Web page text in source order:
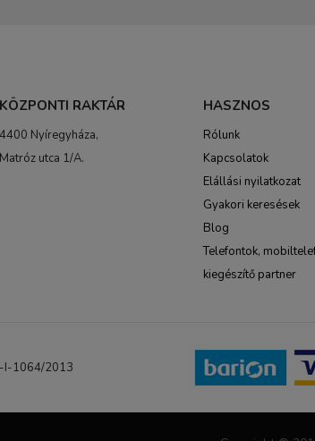
KÖZPONTI RAKTÁR
4400 Nyíregyháza,
Matróz utca 1/A.
HASZNOS
Rólunk
Kapcsolatok
Elállási nyilatkozat
Gyakori keresések
Blog
Telefontok,
kiegészítő partner
I-1064/2013